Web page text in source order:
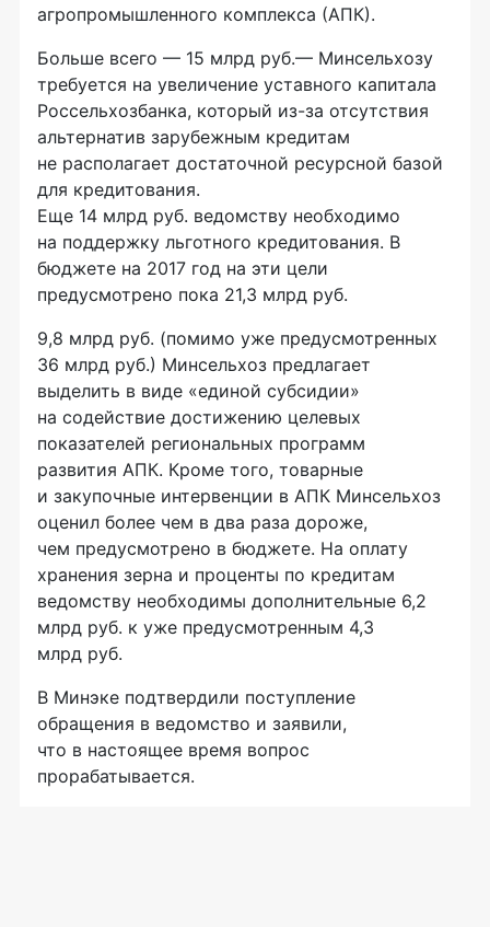
агропромышленного комплекса (АПК).
Больше всего — 15 млрд руб.— Минсельхозу
требуется на увеличение уставного капитала
Россельхозбанка, который из-за отсутствия
альтернатив зарубежным кредитам
не располагает достаточной ресурсной базой
для кредитования.
Еще 14 млрд руб. ведомству необходимо
на поддержку льготного кредитования. В
бюджете на 2017 год на эти цели
предусмотрено пока 21,3 млрд руб.
9,8 млрд руб. (помимо уже предусмотренных
36 млрд руб.) Минсельхоз предлагает
выделить в виде «единой субсидии»
на содействие достижению целевых
показателей региональных программ
развития АПК. Кроме того, товарные
и закупочные интервенции в АПК Минсельхоз
оценил более чем в два раза дороже,
чем предусмотрено в бюджете. На оплату
хранения зерна и проценты по кредитам
ведомству необходимы дополнительные 6,2
млрд руб. к уже предусмотренным 4,3
млрд руб.
В Минэке подтвердили поступление
обращения в ведомство и заявили,
что в настоящее время вопрос
прорабатывается.